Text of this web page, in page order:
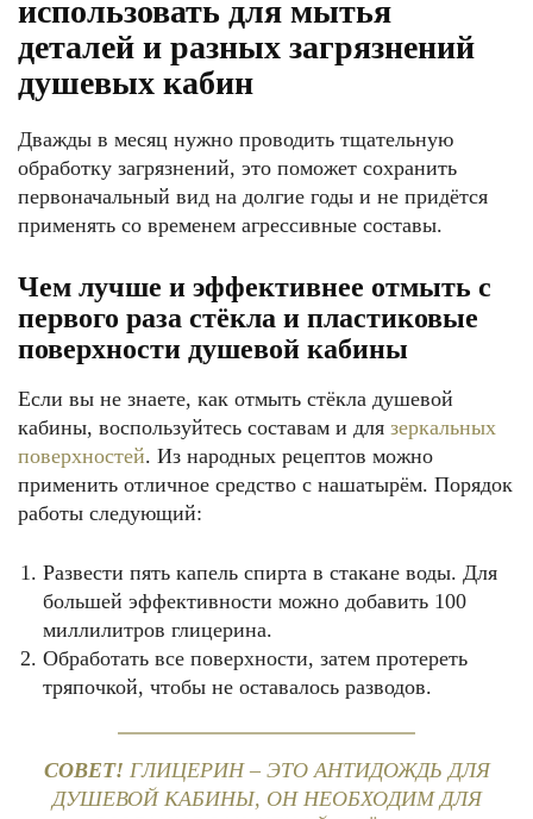
использовать для мытья
деталей и разных загрязнений
душевых кабин
Дважды в месяц нужно проводить тщательную
обработку загрязнений, это поможет сохранить
первоначальный вид на долгие годы и не придётся
применять со временем агрессивные составы.
Чем лучше и эффективнее отмыть с
первого раза стёкла и пластиковые
поверхности душевой кабины
Если вы не знаете, как отмыть стёкла душевой
кабины, воспользуйтесь составам и для зеркальных
поверхностей. Из народных рецептов можно
применить отличное средство с нашатырём. Порядок
работы следующий:
Развести пять капель спирта в стакане воды. Для
большей эффективности можно добавить 100
миллилитров глицерина.
Обработать все поверхности, затем протереть
тряпочкой, чтобы не оставалось разводов.
СОВЕТ! ГЛИЦЕРИН – ЭТО АНТИДОЖДЬ ДЛЯ
ДУШЕВОЙ КАБИНЫ, ОН НЕОБХОДИМ ДЛЯ